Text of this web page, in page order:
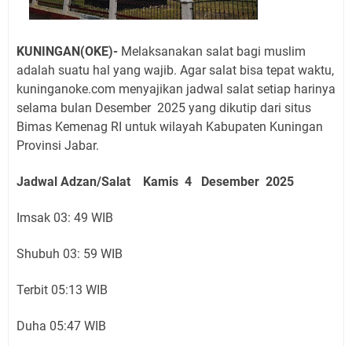
KUNINGAN(OKE)- Melaksanakan salat bagi muslim
adalah suatu hal yang wajib. Agar salat bisa tepat waktu,
kuninganoke.com menyajikan jadwal salat setiap harinya
selama bulan Desember 2025 yang dikutip dari situs
Bimas Kemenag RI untuk wilayah Kabupaten Kuningan
Provinsi Jabar.
Jadwal Adzan/Salat Kamis 4 Desember 2025
Imsak 03: 49 WIB
Shubuh 03: 59 WIB
Terbit 05:13 WIB
Duha 05:47 WIB